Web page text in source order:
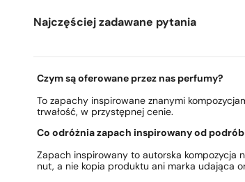
Najczęściej zadawane pytania
Czym są oferowane przez nas perfumy?
To zapachy inspirowane znanymi
trwałość, w przystępnej cenie.
Co odróżnia zapach inspirowany od
Zapach inspirowany to autorska kompozycja
nut, a nie kopia produktu ani marka udająca